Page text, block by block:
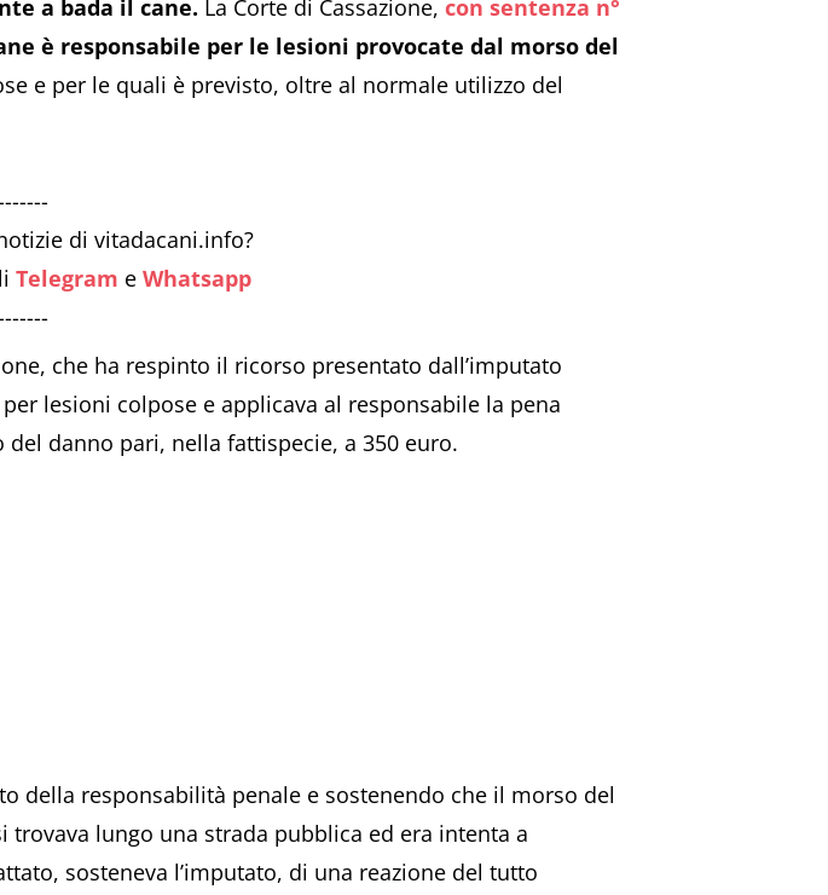
a bada il cane. La Corte di Cassazione, con sentenza n°
è responsabile per le lesioni provocate dal morso del
e per le quali è previsto, oltre al normale utilizzo del
di vitadacani.info?
Telegram e Whatsapp
che ha respinto il ricorso presentato dall’imputato
lesioni colpose e applicava al responsabile la pena
danno pari, nella fattispecie, a 350 euro.
della responsabilità penale e sostenendo che il morso del
lungo una strada pubblica ed era intenta a
sosteneva l’imputato, di una reazione del tutto